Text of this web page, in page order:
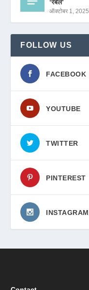
‘रबेल’
ऑक्टोबर 1, 2025
FOLLOW US
FACEBOOK
YOUTUBE
TWITTER
PINTEREST
INSTAGRAM